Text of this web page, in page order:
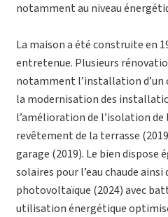
notamment au niveau
La maison a été construite en
entretenue. Plusieurs
notamment l’installation d’un
la modernisation des
l’amélioration de l’isolation
revêtement de la terrasse
garage (2019). Le bien dispose
solaires pour l’eau chaude
photovoltaïque (2024) avec
utilisation énergétique